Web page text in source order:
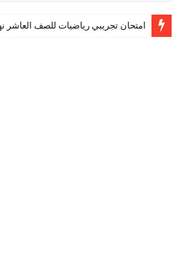
رياضيات للصف العاشر نهاية الفصل الأول 2025-2026 محافظة جنوب